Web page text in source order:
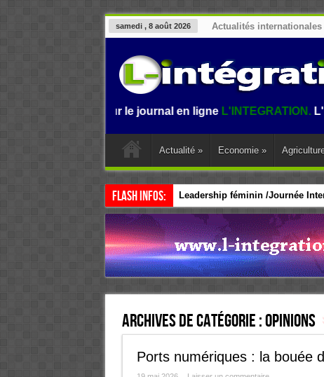
samedi , 8 août 2026 Actualités internationales
sur le journal en ligneL'INTEGRATION.L'information
Actualité » Economie »
Flash Infos: Leadership féminin /Journée
Archives de catégorie :Opinions
Ports numériques : la bouée